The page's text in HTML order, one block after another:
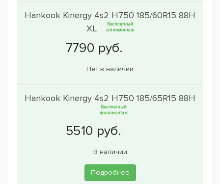
Hankook Kinergy 4s2 H750 185/60R15 88H
XL
Бесплатный
шиномонтаж
Нет в наличии
Hankook Kinergy 4s2 H750 185/65R15 88H
Бесплатный
шиномонтаж
В наличии
Подробнее